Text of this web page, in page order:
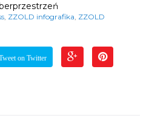
, ZZOLD infografika, ZZOLD
on Twitter